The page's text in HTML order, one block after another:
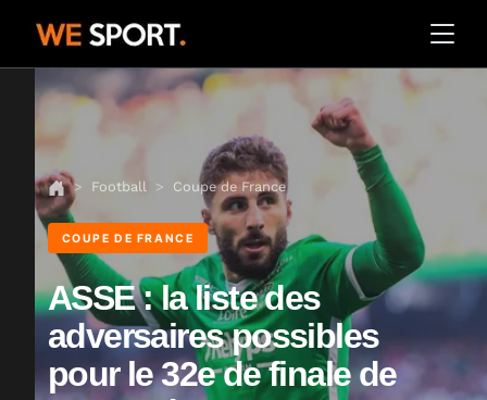
Football Coupe de France
COUPE DE FRANCE
ASSE : la liste des
adversaires possibles
pour le 32e de finale de